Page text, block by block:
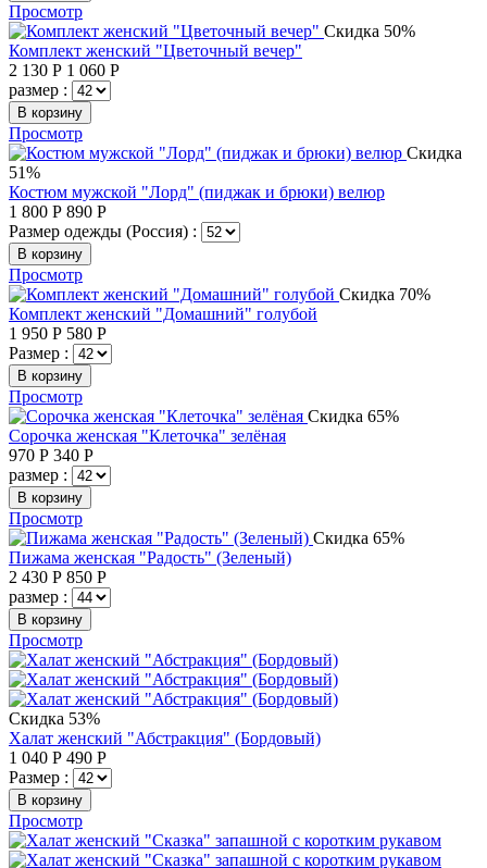
Просмотр
Скидка 50%
Комплект женский "Цветочный вечер"
2 130 Р 1 060 Р
размер :
В корзину
Просмотр
Скидка
51%
Костюм мужской "Лорд" (пиджак и брюки) велюр
1 800 Р 890 Р
Размер одежды (Россия) :
В корзину
Просмотр
Скидка 70%
Комплект женский "Домашний" голубой
1 950 Р 580 Р
Размер :
В корзину
Просмотр
Скидка 65%
Сорочка женская "Клеточка" зелёная
970 Р 340 Р
размер :
В корзину
Просмотр
Скидка 65%
Пижама женская "Радость" (Зеленый)
2 430 Р 850 Р
размер :
В корзину
Просмотр
Скидка 53%
Халат женский "Абстракция" (Бордовый)
1 040 Р 490 Р
Размер :
В корзину
Просмотр